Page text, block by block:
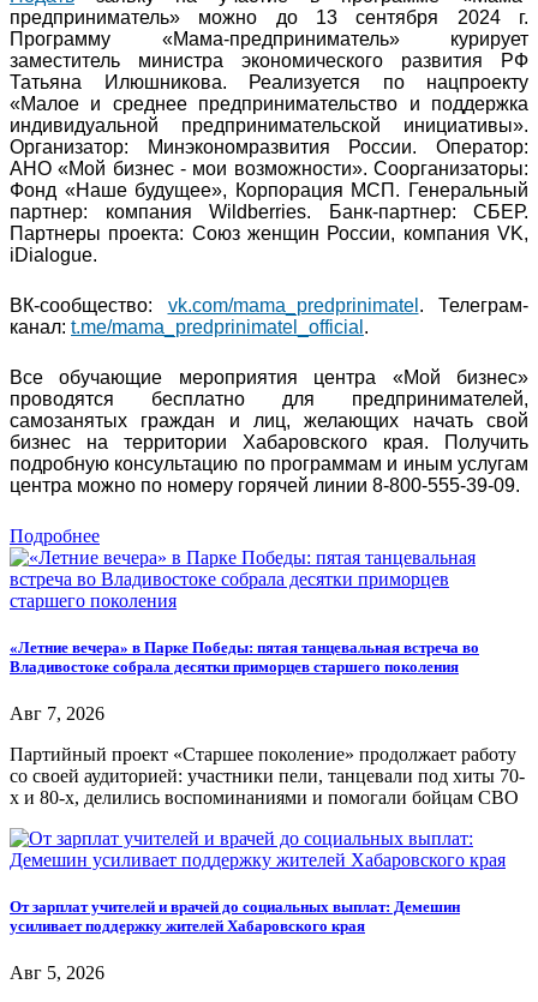
предприниматель» можно до 13 сентября 2024 г.
Программу «Мама-предприниматель» курирует
заместитель министра экономического развития РФ
Татьяна Илюшникова. Реализуется по нацпроекту
«Малое и среднее предпринимательство и поддержка
индивидуальной предпринимательской инициативы».
Организатор: Минэкономразвития России. Оператор:
АНО «Мой бизнес - мои возможности». Соорганизаторы:
Фонд «Наше будущее», Корпорация МСП. Генеральный
партнер: компания Wildberries. Банк-партнер: СБЕР.
Партнеры проекта: Союз женщин России, компания VK,
iDialogue.
ВК-сообщество: vk.com/mama_predprinimatel . Телеграм-
канал: t.me/mama_predprinimatel_official .
Все обучающие мероприятия центра «Мой бизнес»
проводятся бесплатно для предпринимателей,
самозанятых граждан и лиц, желающих начать свой
бизнес на территории Хабаровского края. Получить
подробную консультацию по программам и иным услугам
центра можно по номеру горячей линии 8-800-555-39-09.
Подробнее
«Летние вечера» в Парке Победы: пятая танцевальная встреча во
Владивостоке собрала десятки приморцев старшего поколения
Авг 7, 2026
Партийный проект «Старшее поколение» продолжает работу
со своей аудиторией: участники пели, танцевали под хиты 70-
х и 80-х, делились воспоминаниями и помогали бойцам СВО
От зарплат учителей и врачей до социальных выплат: Демешин
усиливает поддержку жителей Хабаровского края
Авг 5, 2026